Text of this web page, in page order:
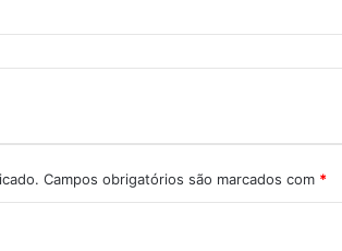
Campos obrigatórios são marcados com *